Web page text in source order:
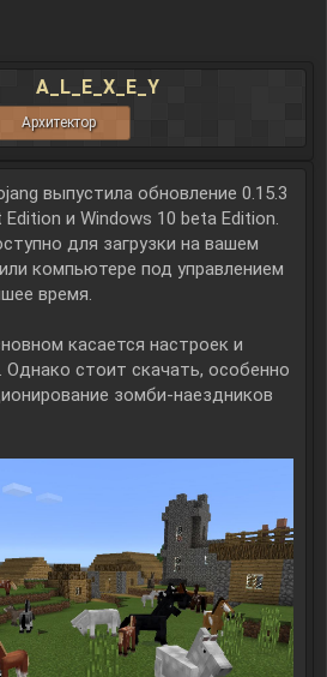
A_L_E_X_E_Y
Архитектор
выпустила обновление 0.15.3
и Windows 10 beta Edition.
для загрузки на вашем
компьютере под управлением
время.
касается настроек и
Однако стоит скачать, особенно
зомби-наездников